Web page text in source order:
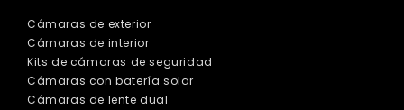
Cámaras de exterior
Cámaras de interior
Kits de cámaras de seguridad
Cámaras con batería solar
Cámaras de lente dual